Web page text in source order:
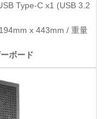
Type-C x1 (USB 3.2
x 443mm / 重量
ボード